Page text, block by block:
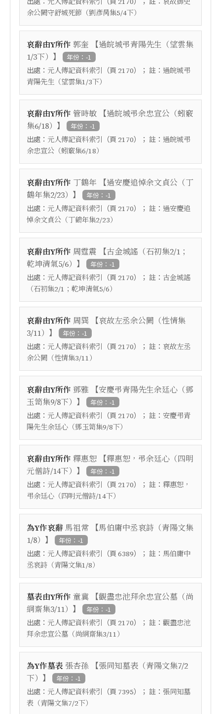
余公闕守舒城死節（劉彥昺集5/4下）
哀辭由Y所作 郭奎 【過皖城弔青陽先生（望雲集
1/3下） 】 年份：-1
出處： 元人傳記資料索引 （頁 2170）； 註： 過皖城弔
青陽先生（望雲集1/3下）
哀辭由Y所作 管時敏 【過皖城弔余忠宣公（蚓竅
集6/18） 】 年份：-1
出處： 元人傳記資料索引 （頁 2170）； 註： 過皖城弔
余忠宣公（蚓竅集6/18）
哀辭由Y所作 丁鶴年 【過安慶追悼余文貞公（丁
鶴年集2/23） 】 年份：-1
出處： 元人傳記資料索引 （頁 2170）； 註： 過安慶追
悼余文貞公（丁鶴年集2/23）
哀辭由Y所作 周霆震 【古金城謠（石初集2/1；
乾坤清氣5/6） 】 年份：-1
出處： 元人傳記資料索引 （頁 2170）； 註： 古金城謠
（石初集2/1；乾坤清氣5/6）
哀辭由Y所作 周巽 【哀故左丞余公闕（性情集
3/11） 】 年份：-1
出處： 元人傳記資料索引 （頁 2170）； 註： 哀故左丞
余公闕（性情集3/11）
哀辭由Y所作 鄧雅 【安慶弔青陽先生余廷心（鄧
玉笥集9/8下） 】 年份：-1
出處： 元人傳記資料索引 （頁 2170）； 註： 安慶弔青
陽先生余廷心（鄧玉笥集9/8下）
哀辭由Y所作 釋惠恕 【釋惠恕，弔余廷心（四明
元僧詩/14下） 】 年份：-1
出處： 元人傳記資料索引 （頁 2170）； 註： 釋惠恕，
弔余廷心（四明元僧詩/14下）
為Y作哀辭馬祖常 【馬伯庸中丞哀詩（青陽文集
1/8） 】 年份：-1
出處： 元人傳記資料索引 （頁 6389）； 註： 馬伯庸中
丞哀詩（青陽文集1/8）
墓表由Y所作 童冀 【觀盡忠池拜余忠宣公墓（尚
絅齋集3/11） 】 年份：-1
出處： 元人傳記資料索引 （頁 2170）； 註： 觀盡忠池
拜余忠宣公墓（尚絅齋集3/11）
為Y作墓表 張杏孫 【張同知墓表（青陽文集7/2
下） 】 年份：-1
出處： 元人傳記資料索引 （頁 7395）； 註： 張同知墓
表（青陽文集7/2下）